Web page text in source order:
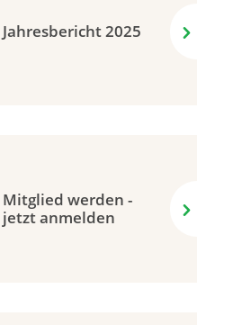
Jahresbericht 2025
Mitglied werden -
jetzt anmelden